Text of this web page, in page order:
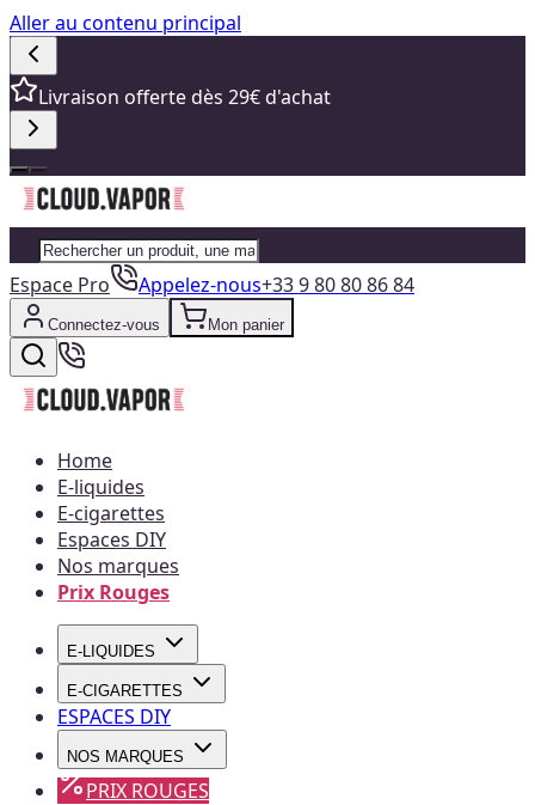
Aller au contenu principal
Livraison offerte dès 29€ d'achat
Espace Pro Appelez-nous+33 9 80 80 86 84
Connectez-vous Mon panier
Home
E-liquides
E-cigarettes
Espaces DIY
Nos marques
Prix Rouges
E-LIQUIDES
E-CIGARETTES
ESPACES DIY
NOS MARQUES
PRIX ROUGES